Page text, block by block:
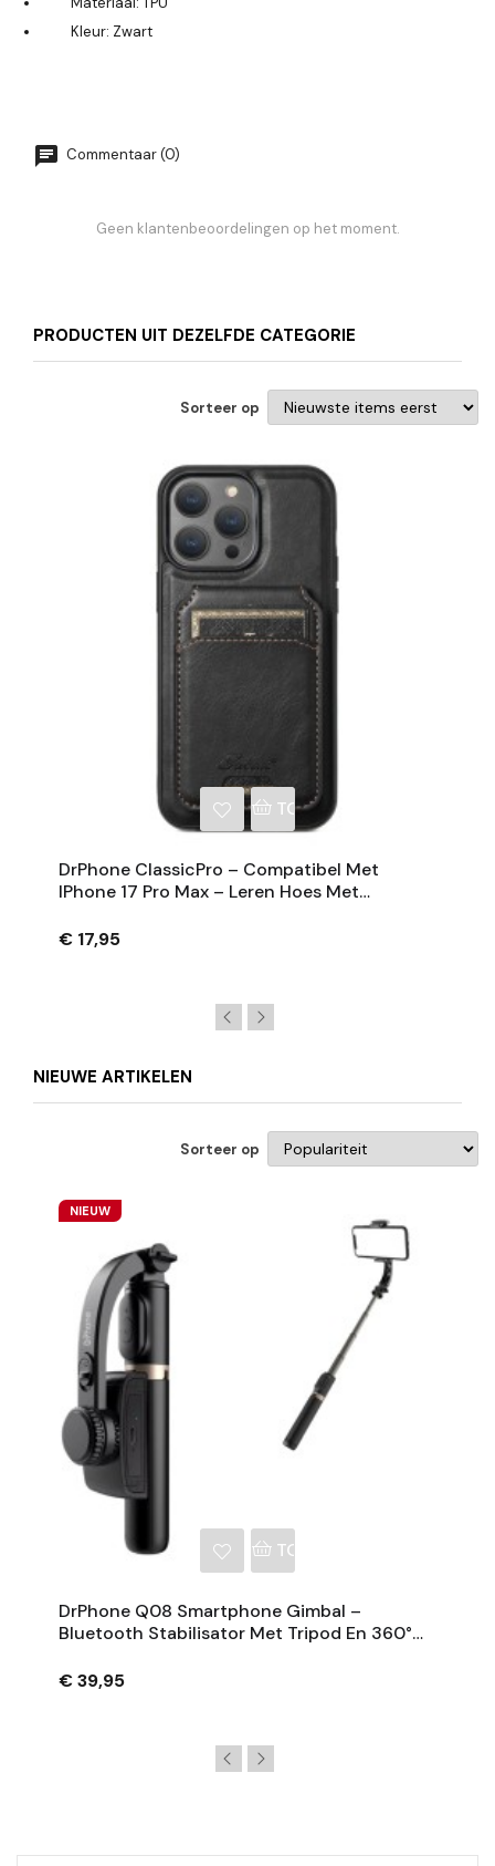
Kleur: Zwart
Commentaar (0)
Geen klantenbeoordelingen op het moment.
PRODUCTEN UIT DEZELFDE CATEGORIE
Sorteer op
TOEVOEGEN AAN
DrPhone ClassicPro – Compatibel Met
IPhone 17 Pro Max – Leren Hoes Met
MagSafe
€ 17,95
NIEUWE ARTIKELEN
Sorteer op
NIEUW
TOEVOEGEN AAN
DrPhone Q08 Smartphone Gimbal –
Bluetooth Stabilisator Met Tripod En 360°
€ 39,95